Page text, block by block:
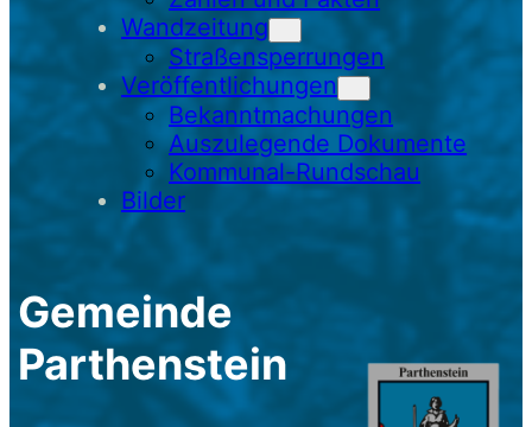
Wandzeitung
Straßensperrungen
Veröffentlichungen
Bekanntmachungen
Auszulegende Dokumente
Kommunal-Rundschau
Bilder
Gemeinde
Parthenstein